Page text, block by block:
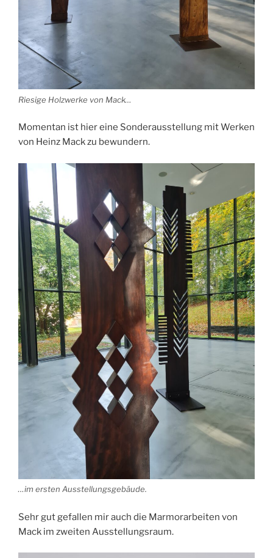
Riesige Holzwerke von Mack…
Momentan ist hier eine Sonderausstellung mit Werken
von Heinz Mack zu bewundern.
…im ersten Ausstellungsgebäude.
Sehr gut gefallen mir auch die Marmorarbeiten von
Mack im zweiten Ausstellungsraum.